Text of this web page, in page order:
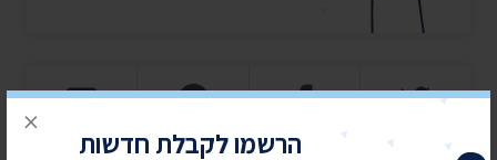
הרשמו לקבלת חדשות
×